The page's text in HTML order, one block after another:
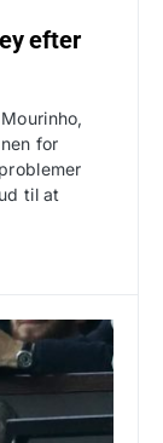
efter
for
til at